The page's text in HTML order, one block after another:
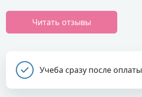
Читать отзывы
Учеба сразу после оплаты